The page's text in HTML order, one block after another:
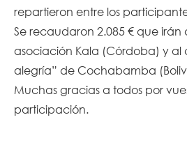
repartieron entre los
Se recaudaron 2.085 € que irán
asociación Kala (Córdoba) y al
alegría” de Cochabamba
Muchas gracias a todos por
participación.